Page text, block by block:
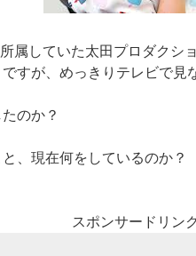
属していた太田プロダクシ
すが、めっきりテレビで見
のか？
と、現在何をしているのか
スポンサードリンク